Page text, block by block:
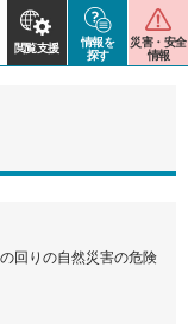
閲覧支援
情報を
探す
災害・安全
情報
回りの自然災害の危険